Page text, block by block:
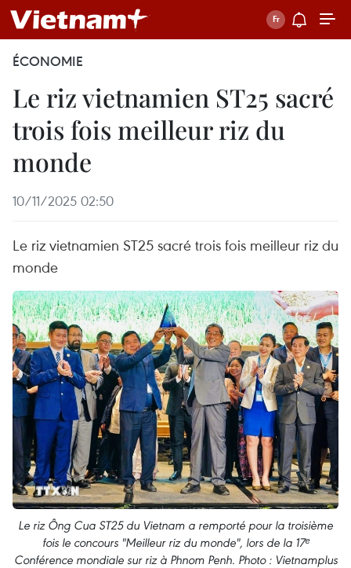
ÉCONOMIE
Le riz vietnamien ST25 sacré
trois fois meilleur riz du
monde
10/11/2025 02:50
Le riz vietnamien ST25 sacré trois fois meilleur riz du
monde
Le riz Ông Cua ST25 du Vietnam a remporté pour la troisième
fois le concours "Meilleur riz du monde", lors de la 17ᵉ
Conférence mondiale sur riz à Phnom Penh. Photo : Vietnamplus